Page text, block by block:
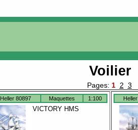
Voilier
Pages: 1 2 3
Heller 80897 Maquettes 1:100
VICTORY HMS